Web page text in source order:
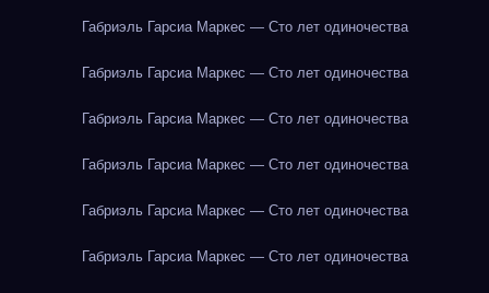
Габриэль Гарсиа Маркес — Сто лет одиночества
Габриэль Гарсиа Маркес — Сто лет одиночества
Габриэль Гарсиа Маркес — Сто лет одиночества
Габриэль Гарсиа Маркес — Сто лет одиночества
Габриэль Гарсиа Маркес — Сто лет одиночества
Габриэль Гарсиа Маркес — Сто лет одиночества